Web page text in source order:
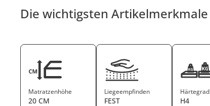
Die wichtigsten Artikelmerkmale
Matratzenhöhe
20 CM
Liegeempfinden
FEST
Härtegrad
H4